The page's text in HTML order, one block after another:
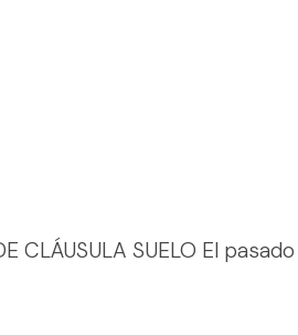
CLÁUSULA SUELO El